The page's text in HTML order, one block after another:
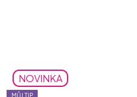
NOVINKA
MŮJ TIP